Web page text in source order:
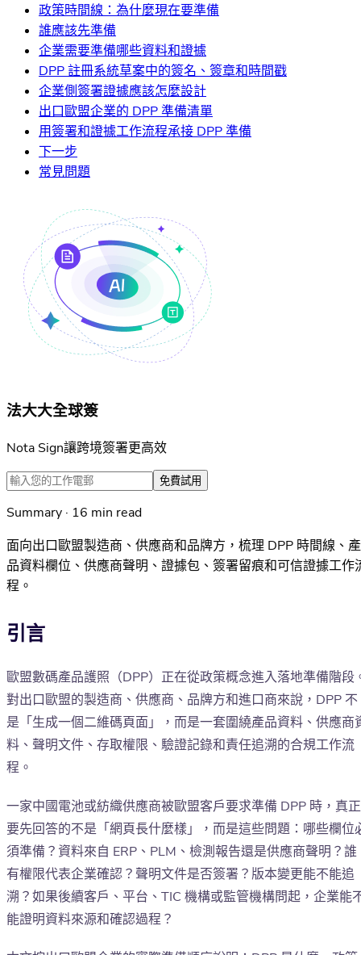
政策時間線：為什麼現在要準備
誰應該先準備
企業需要準備哪些資料和證據
DPP 註冊系統草案中的簽名、簽章和時間戳
企業側簽署證據應該怎麼設計
出口歐盟企業的 DPP 準備清單
用簽署和證據工作流程承接 DPP 準備
下一步
常見問題
法大大全球簽
Nota Sign讓跨境簽署更高效
免費試用
Summary · 16 min read
面向出口歐盟製造商、供應商和品牌方，梳理 DPP 時間線、產
品資料欄位、供應商聲明、證據包、簽署留痕和可信證據工作
程。
引言
歐盟數碼產品護照（DPP）正在從政策概念進入落地準備階段
對出口歐盟的製造商、供應商、品牌方和進口商來說，DPP 不
是「生成一個二維碼頁面」，而是一套圍繞產品資料、供應商
料、聲明文件、存取權限、驗證記錄和責任追溯的合規工作流
程。
一家中國電池或紡織供應商被歐盟客戶要求準備 DPP 時，真正
要先回答的不是「網頁長什麼樣」，而是這些問題：哪些欄位
須準備？資料來自 ERP、PLM、檢測報告還是供應商聲明？誰
有權限代表企業確認？聲明文件是否簽署？版本變更能不能追
溯？如果後續客戶、平台、TIC 機構或監管機構問起，企業能
能證明資料來源和確認過程？